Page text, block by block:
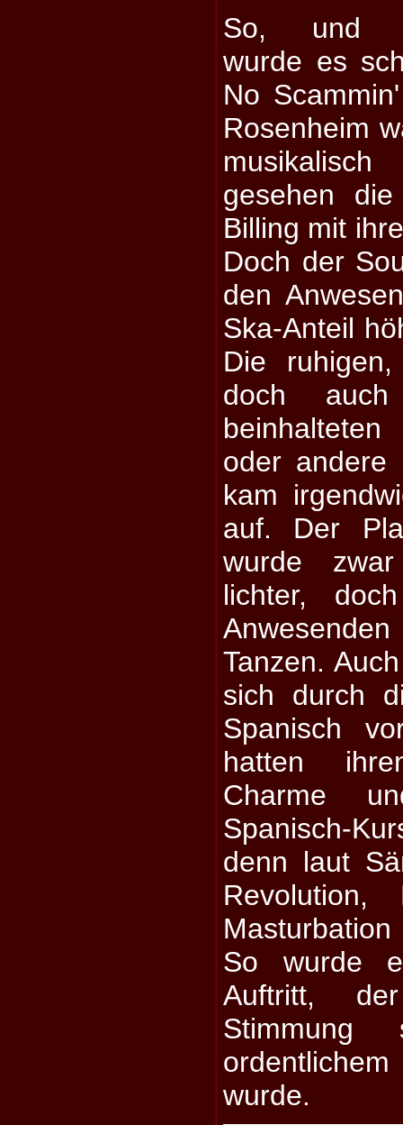
So, und
wurde es
No
Rosenheim
musikalisch
gesehen
Billing mit
Doch der
den
Ska-Anteil
Die
doch
oder andere
kam
auf. Der
wurde
lichter,
Tanzen.
sich durch
Spanisch
hatten
Charme
Spanisch-
denn laut
Revolution,
So wurde
Auftritt,
wurde.